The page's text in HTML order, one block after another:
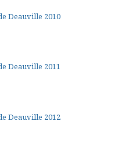
Deauville 2010
Deauville 2011
Deauville 2012